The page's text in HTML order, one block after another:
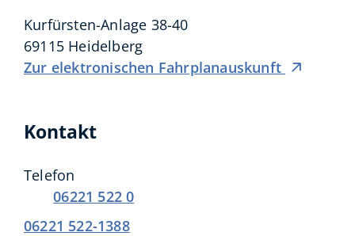
Kurfürsten-Anlage 38-40
69115 Heidelberg
Zur elektronischen Fahrplanauskunft
Kontakt
Telefon
06221 522 0
06221 522-1388